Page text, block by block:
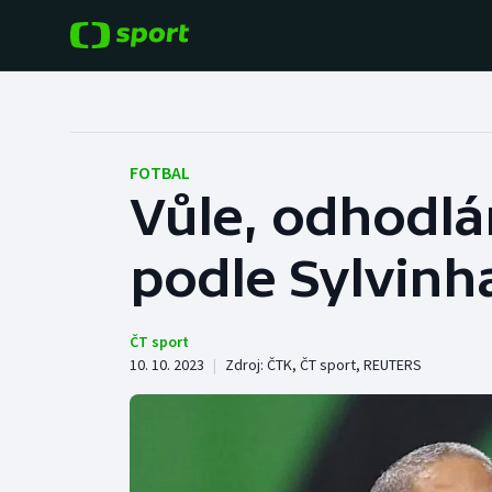
Hokej
Tenis
Cyklistika
Baseball a softbal
Basketbal
Boby a skeleton
FOTBAL
Vůle,
podle
ČT sport
10. 10. 2023 | Zdroj: ČTK, ČT sport, REUTERS